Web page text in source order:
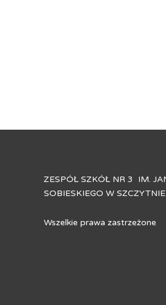
ZESPÓŁ SZKÓŁ NR 3 IM.
SOBIESKIEGO W SZCZYTNIE
Wszelkie prawa zastrzeżone